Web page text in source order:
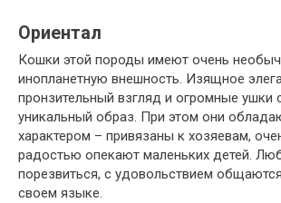
Ориентал
Кошки этой породы имеют очень
инопланетную внешность. Изящное
пронзительный взгляд и огромные ушки
уникальный образ. При этом они
характером – привязаны к хозяевам,
радостью опекают маленьких детей.
порезвиться, с удовольствием
своем языке.